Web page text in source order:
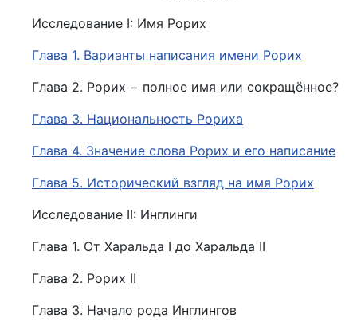
Исследование I: Имя Рорих
Глава 1. Варианты написания имени Рорих
Глава 2. Рорих − полное имя или сокращённое?
Глава 3. Национальность Рориха
Глава 4. Значение слова Рорих и его написание
Глава 5. Исторический взгляд на имя Рорих
Исследование II: Инглинги
Глава 1. От Харальда I до Харальда II
Глава 2. Рорих II
Глава 3. Начало рода Инглингов